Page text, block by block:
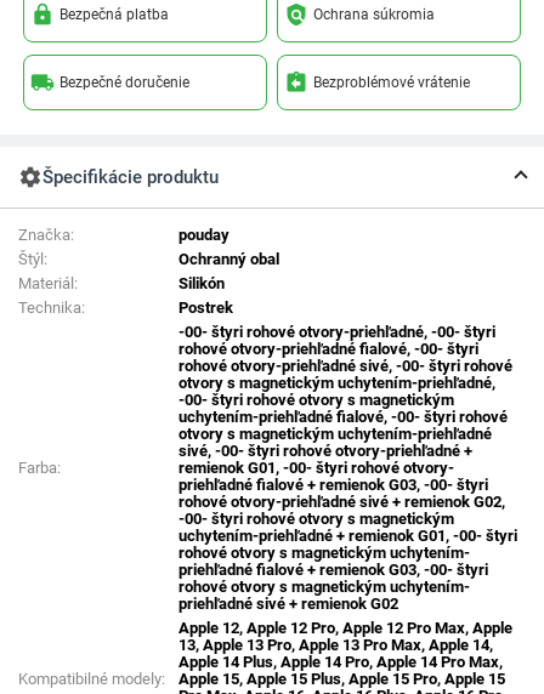
lock Bezpečná platba policy Ochrana súkromia
local_shipping Bezpečné doručenie assignment_return Bezproblémové vrátenie
settingsŠpecifikácie produktu
Značka:
pouday
Štýl:
Ochranný obal
Materiál:
Silikón
Technika:
Postrek
Farba:
-00- štyri rohové otvory-priehľadné, -00- štyri
rohové otvory-priehľadné fialové, -00- štyri
rohové otvory-priehľadné sivé, -00- štyri rohové
otvory s magnetickým uchytením-priehľadné,
-00- štyri rohové otvory s magnetickým
uchytením-priehľadné fialové, -00- štyri rohové
otvory s magnetickým uchytením-priehľadné
sivé, -00- štyri rohové otvory-priehľadné +
remienok G01, -00- štyri rohové otvory-
priehľadné fialové + remienok G03, -00- štyri
rohové otvory-priehľadné sivé + remienok G02,
-00- štyri rohové otvory s magnetickým
uchytením-priehľadné + remienok G01, -00- štyri
rohové otvory s magnetickým uchytením-
priehľadné fialové + remienok G03, -00- štyri
rohové otvory s magnetickým uchytením-
priehľadné sivé + remienok G02
Kompatibilné modely:
Apple 12, Apple 12 Pro, Apple 12 Pro Max, Apple
13, Apple 13 Pro, Apple 13 Pro Max, Apple 14,
Apple 14 Plus, Apple 14 Pro, Apple 14 Pro Max,
Apple 15, Apple 15 Plus, Apple 15 Pro, Apple 15